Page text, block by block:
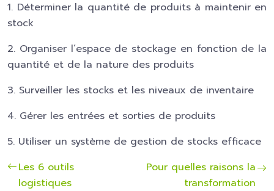
1. Déterminer la quantité de produits à maintenir en
stock
2. Organiser l’espace de stockage en fonction de la
quantité et de la nature des produits
3. Surveiller les stocks et les niveaux de inventaire
4. Gérer les entrées et sorties de produits
5. Utiliser un système de gestion de stocks efficace
Les 6 outils
logistiques
Pour quelles raisons la
transformation